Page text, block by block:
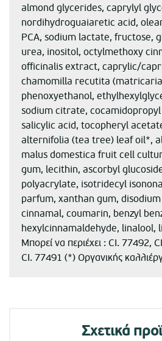
almond glycerides, caprylyl
nordihydroguaiaretic acid,
PCA, sodium lactate, fructose,
urea, inositol, octylmethoxy
officinalis extract, caprylic/
chamomilla recutita
phenoxyethanol,
sodium citrate,
salicylic acid, tocopheryl
alternifolia (tea tree) leaf oil*,
malus domestica fruit cell
gum, lecithin, ascorbyl
polyacrylate, isotridecyl
parfum, xanthan gum, disodium
cinnamal, coumarin, benzyl
hexylcinnamaldehyde, linalool,
Μπορεί να περιέχει : CI. 77492,
CI. 77491 (*) Οργανικής
Σχετικά